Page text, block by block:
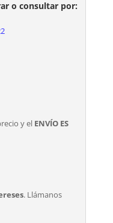
o consultar por:
y el ENVÍO ES
. Llámanos